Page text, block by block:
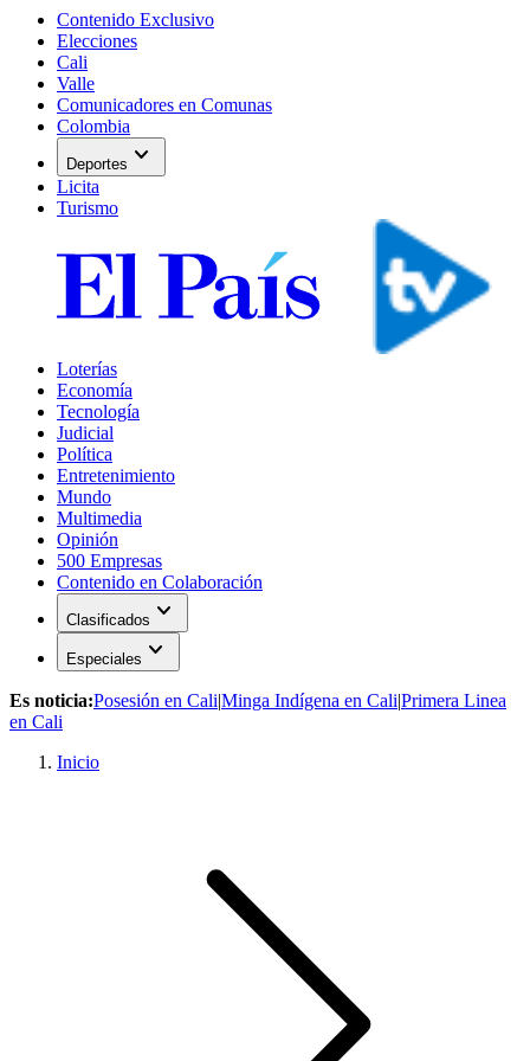
Contenido Exclusivo
Elecciones
Cali
Valle
Comunicadores en Comunas
Colombia
Deportes expand_more
Licita
Turismo
Loterías
Economía
Tecnología
Judicial
Política
Entretenimiento
Mundo
Multimedia
Opinión
500 Empresas
Contenido en Colaboración
Clasificados expand_more
Especiales expand_more
Es noticia:Posesión en Cali|Minga Indígena en Cali|Primera Linea
en Cali
Inicio